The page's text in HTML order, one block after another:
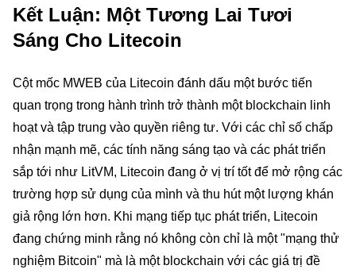
Kết Luận: Một Tương Lai Tươi
Sáng Cho Litecoin
Cột mốc MWEB của Litecoin đánh dấu một bước tiến
quan trọng trong hành trình trở thành một blockchain linh
hoạt và tập trung vào quyền riêng tư. Với các chỉ số chấp
nhận mạnh mẽ, các tính năng sáng tạo và các phát triển
sắp tới như LitVM, Litecoin đang ở vị trí tốt để mở rộng các
trường hợp sử dụng của mình và thu hút một lượng khán
giả rộng lớn hơn. Khi mạng tiếp tục phát triển, Litecoin
đang chứng minh rằng nó không còn chỉ là một "mạng thử
nghiệm Bitcoin" mà là một blockchain với các giá trị đề